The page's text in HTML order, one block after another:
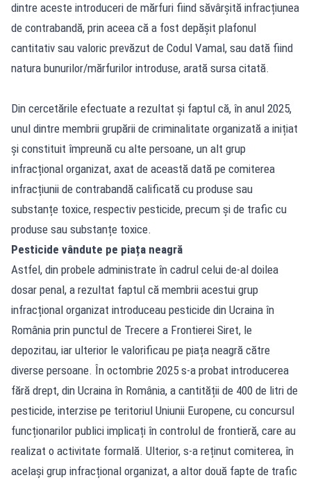
dintre aceste introduceri de mărfuri fiind săvârșită infracțiunea
de contrabandă, prin aceea că a fost depășit plafonul
cantitativ sau valoric prevăzut de Codul Vamal, sau dată fiind
natura bunurilor/mărfurilor introduse, arată sursa citată.
Din cercetările efectuate a rezultat și faptul că, în anul 2025,
unul dintre membrii grupării de criminalitate organizată a inițiat
și constituit împreună cu alte persoane, un alt grup
infracțional organizat, axat de această dată pe comiterea
infracțiunii de contrabandă calificată cu produse sau
substanțe toxice, respectiv pesticide, precum și de trafic cu
produse sau substanțe toxice.
Pesticide vândute pe piața neagră
Astfel, din probele administrate în cadrul celui de-al doilea
dosar penal, a rezultat faptul că membrii acestui grup
infracțional organizat introduceau pesticide din Ucraina în
România prin punctul de Trecere a Frontierei Siret, le
depozitau, iar ulterior le valorificau pe piața neagră către
diverse persoane. În octombrie 2025 s-a probat introducerea
fără drept, din Ucraina în România, a cantității de 400 de litri de
pesticide, interzise pe teritoriul Uniunii Europene, cu concursul
funcționarilor publici implicați în controlul de frontieră, care au
realizat o activitate formală. Ulterior, s-a reținut comiterea, în
același grup infracțional organizat, a altor două fapte de trafic